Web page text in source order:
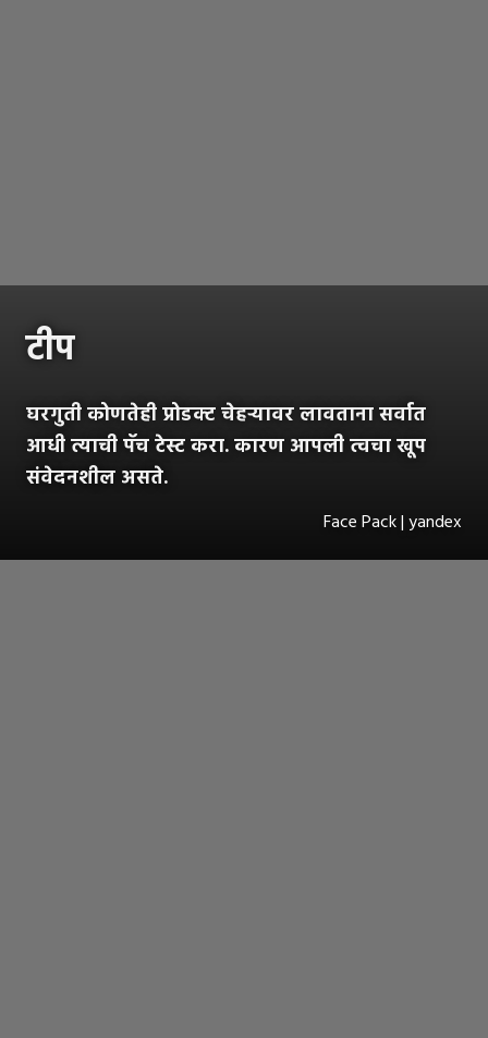
टीप
घरगुती कोणतेही प्रोडक्ट चेहऱ्यावर लावताना सर्वात
आधी त्याची पॅच टेस्ट करा. कारण आपली त्वचा खूप
संवेदनशील असते.
Face Pack | yandex